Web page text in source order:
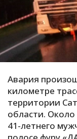
Е
И
К
Авария
километре
территории
области.
41-летнего